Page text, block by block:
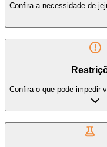
Confira a necessidade de
Confira o que pode impedir